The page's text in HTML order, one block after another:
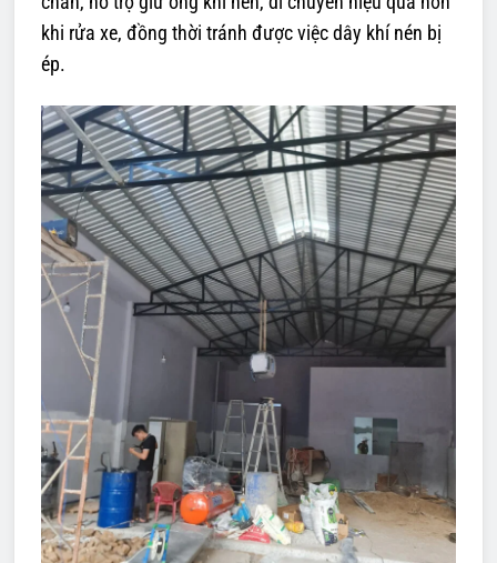
khi rửa xe, đồng thời tránh được việc dây khí nén bị
ép.